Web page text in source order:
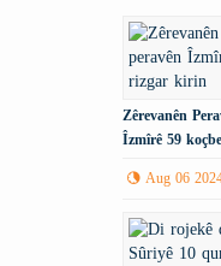
Zêrevanên
Îzmîrê 59
Aug 06